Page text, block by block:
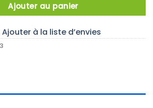
Ajouter au panier
Ajouter à la liste d’envies